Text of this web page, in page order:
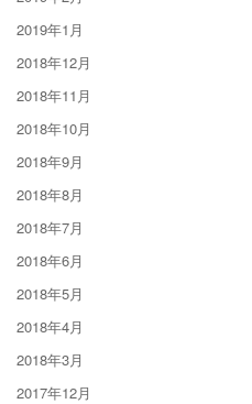
2019年1月
2018年12月
2018年11月
2018年10月
2018年9月
2018年8月
2018年7月
2018年6月
2018年5月
2018年4月
2018年3月
2017年12月